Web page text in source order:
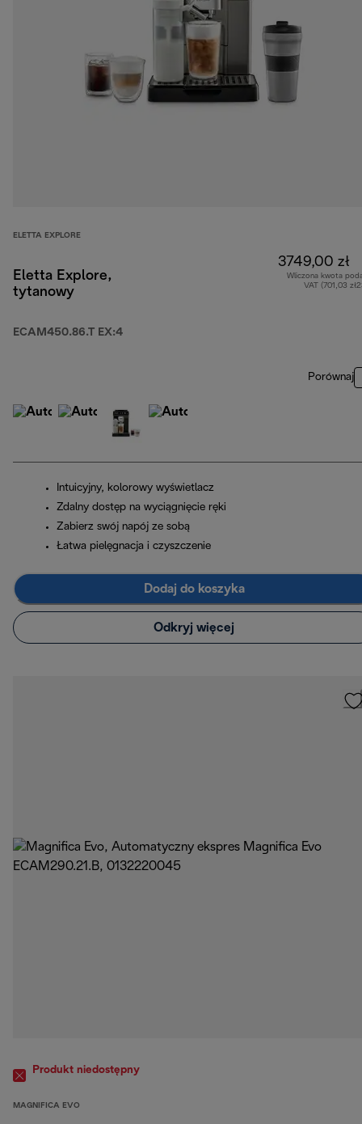
ELETTA EXPLORE
Eletta Explore,
tytanowy
ECAM450.86.T EX:4
3749,00 zł
Wliczona kwota
VAT (701,03
Porównaj
Intuicyjny, kolorowy wyświetlacz
Zdalny dostęp na wyciągnięcie ręki
Zabierz swój napój ze sobą
Łatwa pielęgnacja i czyszczenie
Dodaj do koszyka
Odkryj więcej
Produkt niedostępny
MAGNIFICA EVO